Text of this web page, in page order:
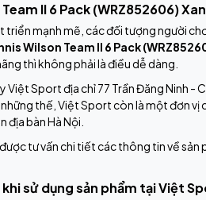
II 6 Pack (WRZ852606)
mạnh mẽ, các đối tượng người
Wilson Team II 6 Pack
thì không phải là điều dễ dàng.
Sport địa chỉ 77 Trần Đăng Ninh -
thế, Việt Sport còn là một đơn
bàn Hà Nội.
tư vấn chi tiết các thông tin về sản
sử dụng sản phẩm tại Việt